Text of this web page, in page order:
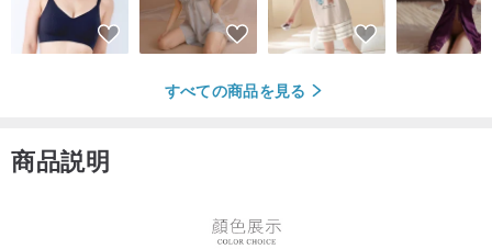
すべての商品を見る
商品説明